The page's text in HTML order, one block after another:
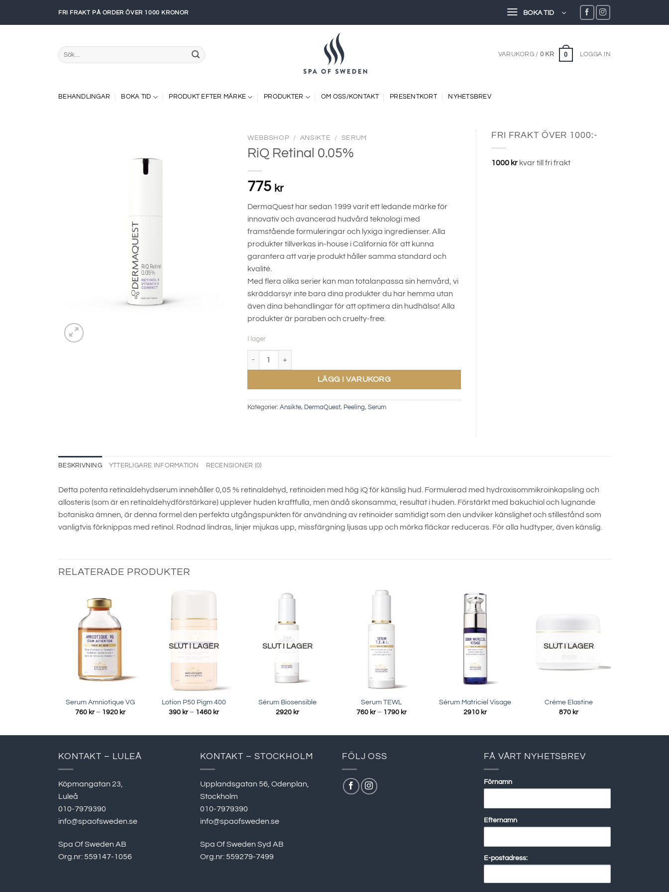
FRI FRAKT PÅ ORDER ÖVER 1000 KRONOR BOKA TID
Sök
efter:
VARUKORG / 0 KR 0 LOGGA IN
BEHANDLINGAR BOKA TID PRODUKT EFTER MÄRKE PRODUKTER OM OSS/KONTAKT PRESENTKORT NYHETSBREV
WEBBSHOP / ANSIKTE / SERUM
RiQ Retinal 0.05%
775 kr
DermaQuest har sedan 1999 varit ett ledande märke för
innovativ och avancerad hudvård teknologi med
framstående formuleringar och lyxiga ingredienser. Alla
produkter tillverkas in-house i California för att kunna
garantera att varje produkt håller samma standard och
kvalité.
Med flera olika serier kan man totalanpassa sin hemvård, vi
skräddarsyr inte bara dina produkter du har hemma utan
även dina behandlingar för att optimera din hudhälsa! Alla
produkter är paraben och cruelty-free.
I lager
LÄGG I VARUKORG
Kategorier: Ansikte, DermaQuest, Peeling, Serum
FRI FRAKT ÖVER 1000:-
1000 kr kvar till fri frakt
BESKRIVNING YTTERLIGARE INFORMATION RECENSIONER (0)
Detta potenta retinaldehydserum innehåller 0,05 % retinaldehyd, retinoiden med hög iQ för känslig hud. Formulerad med hydroxisommikroinkapsling och
allosteris (som är en retinaldehydförstärkare) upplever huden kraftfulla, men ändå skonsamma, resultat i huden. Förstärkt med bakuchiol och lugnande
botaniska ämnen, är denna formel den perfekta utgångspunkten för användning av retinoider samtidigt som den undviker känslighet och stillestånd som
vanligtvis förknippas med retinol. Rodnad lindras, linjer mjukas upp, missfärgning ljusas upp och mörka fläckar reduceras. För alla hudtyper, även känslig.
RELATERADE PRODUKTER
Serum Amniotique VG
760 kr – 1920 krPrisintervall:
SLUT I LAGER
Lotion P50 Pigm 400
390 kr – 1460 krPrisintervall:
SLUT I LAGER
Sérum Biosensible
2920 kr
Serum TEWL
760 kr – 1790 krPrisintervall:
Sérum Matriciel Visage
2910 kr
SLUT I LAGER
Créme Elastine
870 kr
KONTAKT – LULEÅ
Köpmangatan 23,
Luleå
010-7979390
info@spaofsweden.se
Spa Of Sweden AB
Org.nr: 559147-1056
KONTAKT – STOCKHOLM
Upplandsgatan 56, Odenplan,
Stockholm
010-7979390
info@spaofsweden.se
Spa Of Sweden Syd AB
Org.nr: 559279-7499
FÖLJ OSS FÅ VÅRT NYHETSBREV
Förnamn
Efternamn
E-postadress: